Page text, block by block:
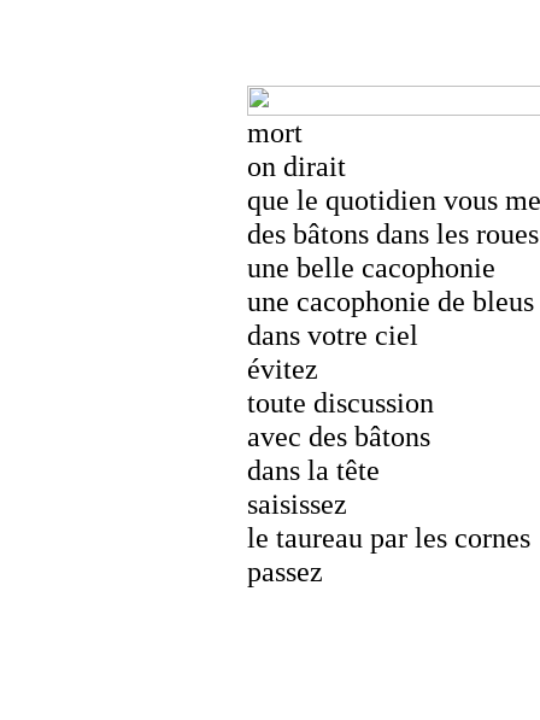
mort
on dirait
que le quotidien vous
des bâtons dans les roues
une belle cacophonie
une cacophonie de bleus
dans votre ciel
évitez
toute discussion
avec des bâtons
dans la tête
saisissez
le taureau par les cornes
passez